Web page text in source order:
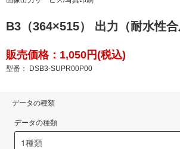
B3（364×515） 出力（耐水性合
販売価格：1,050円(税込)
型番： DSB3-SUPR00P00
データの種類
データの種類